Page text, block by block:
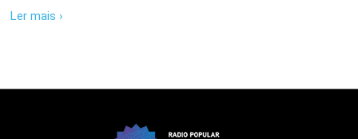
Ler mais ›